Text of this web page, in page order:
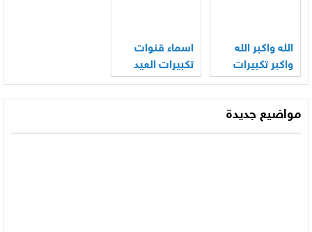
الله واكبر الله
واكبر تكبيرات
العيد بالصوت
2026
اسماء قنوات
تكبيرات العيد
2026
مواضيع جديدة